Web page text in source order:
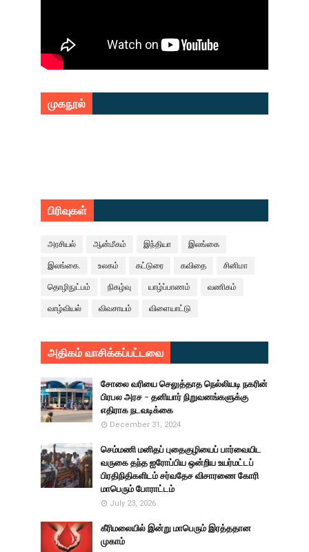
முகநூல்
பிரிவுகள்
அரசியல் ஆன்மீகம் இந்தியா இலங்கை
இலங்கை. உலகம் கட்டுரை கவிதை சினிமா
தொழிநுட்பம் நிகழ்வு யாழ்ப்பாணம் வணிகம்
வாழ்வியல் விவசாயம் விளையாட்டு
அதிகம் வாசிக்கப்பட்டவை
சோலை வரியை செலுத்தாத நெல்லியடி நகரின்
பிரபல அரச - தனியார் நிறுவனங்களுக்கு
எதிராக நடவடிக்கை
December 31, 2024
செம்மணி மனிதப் புதைகுழியைப் பார்வையிட
வருகை தந்த ஐரோப்பிய ஒன்றிய உயர்மட்டப்
பிரதிநிதிகளிடம் சர்வதேச விசாரணை கோரி
மாபெரும் போராட்டம்
July 23, 2026
கீரிமலையில் இன்று மாபெரும் இரத்ததான
முகாம்